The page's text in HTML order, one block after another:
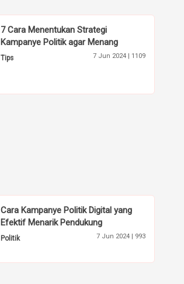
7 Cara Menentukan Strategi
Kampanye Politik agar Menang
Tips 7 Jun 2024 | 1109
Cara Kampanye Politik Digital yang
Efektif Menarik Pendukung
Politik 7 Jun 2024 | 993